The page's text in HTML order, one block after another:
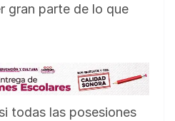
gran parte de lo que
todas las posesiones